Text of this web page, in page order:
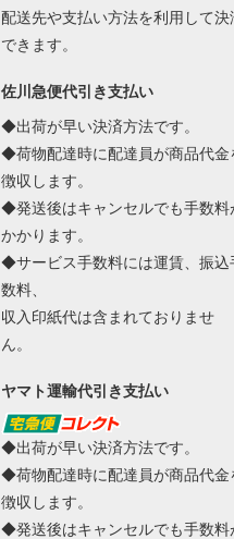
配送先や支払い方法を利用して決
できます。
佐川急便代引き支払い
◆出荷が早い決済方法です。
◆荷物配達時に配達員が商品代金
徴収します。
◆発送後はキャンセルでも手数料
かかります。
◆サービス手数料には運賃、振込
数料、
収入印紙代は含まれておりませ
ん。
ヤマト運輸代引き支払い
◆出荷が早い決済方法です。
◆荷物配達時に配達員が商品代金
徴収します。
◆発送後はキャンセルでも手数料